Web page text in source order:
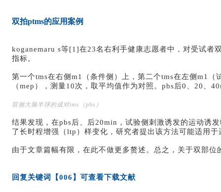
双拍ptms的应用案例
koganemaru s等[1]在23名右利手健康志愿者中，对受试者
指标。
第一个tms在右侧m1（条件侧）上，第二个tms在左侧m1
（mep），测量10次，取平均值作为对照。pbs后0、20、
双侧大脑半球的成对tms（pbs）
结果发现，在pbs后、后20min，试验侧刺激诱发的运动诱
了长时程增强（ltp）样变化，研究者提出该方法可能适用
由于文章篇幅有限，在此不做更多赘述。总之，关于双部
回复关键词【006】可查看下载文献